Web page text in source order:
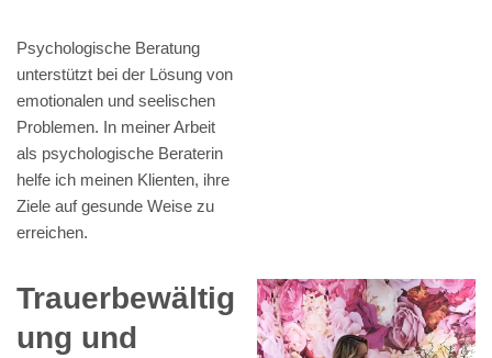
Psychologische Beratung
unterstützt bei der Lösung von
emotionalen und seelischen
Problemen. In meiner Arbeit
als psychologische Beraterin
helfe ich meinen Klienten, ihre
Ziele auf gesunde Weise zu
erreichen.
Trauerbewältig
ung und